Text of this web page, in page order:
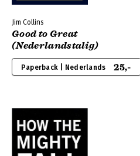
Jim Collins
Good to Great
(Nederlandstalig)
Paperback | Nederlands 25,-